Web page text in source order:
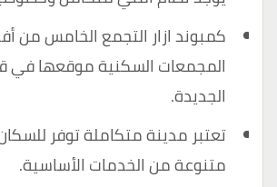
كمبوند ازار التجمع الخامس من
المجمعات السكنية موقعها في
الجديدة.
تعتبر مدينة متكاملة توفر
متنوعة من الخدمات الأساسية.